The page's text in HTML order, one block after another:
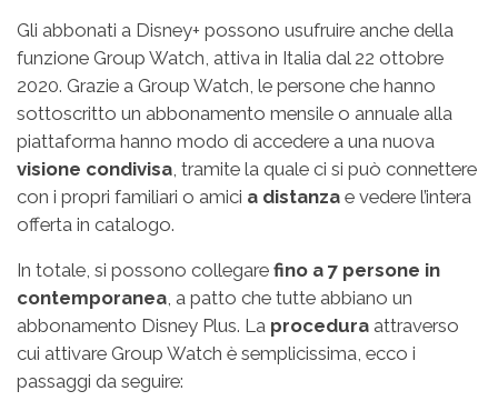
Gli abbonati a Disney+ possono usufruire anche della
funzione Group Watch, attiva in Italia dal 22 ottobre
2020. Grazie a Group Watch, le persone che hanno
sottoscritto un abbonamento mensile o annuale alla
piattaforma hanno modo di accedere a una nuova
visione condivisa , tramite la quale ci si può connettere
con i propri familiari o amici a distanza e vedere l’intera
offerta in catalogo.
In totale, si possono collegare fino a 7 persone in
contemporanea , a patto che tutte abbiano un
abbonamento Disney Plus. La procedura attraverso
cui attivare Group Watch è semplicissima, ecco i
passaggi da seguire: